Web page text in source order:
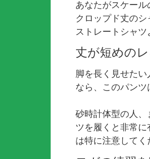
あなたがスケール
クロップド丈の
ストレートシャ
丈が短めの
脚を長く見せた
なら、このパン
砂時計体型の人
ツを履くと非常
は特に注意してく